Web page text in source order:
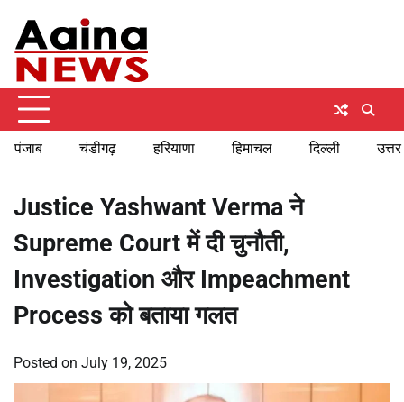
content
पंजाब चंडीगढ़ हरियाणा हिमाचल दिल्ली
Justice Yashwant Verma ने
Supreme Court में दी चुनौती,
Investigation और Impeachment
Process को बताया गलत
Posted on July 19, 2025